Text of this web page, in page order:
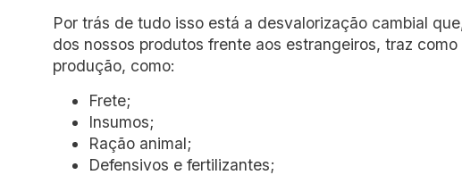
Por trás de tudo isso está a desvalorização cambial
dos nossos produtos frente aos estrangeiros, traz
produção, como:
Frete;
Insumos;
Ração animal;
Defensivos e fertilizantes;